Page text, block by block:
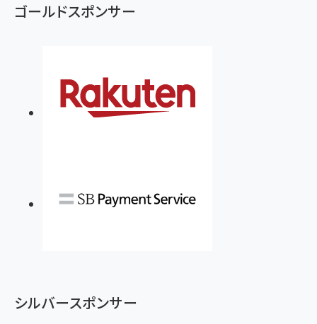
ゴールドスポンサー
シルバースポンサー